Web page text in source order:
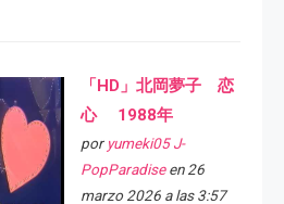
「HD」北岡夢子 恋
心 1988年
por yumeki05 J-
PopParadiseen 26
marzo 2026 a las 3:57